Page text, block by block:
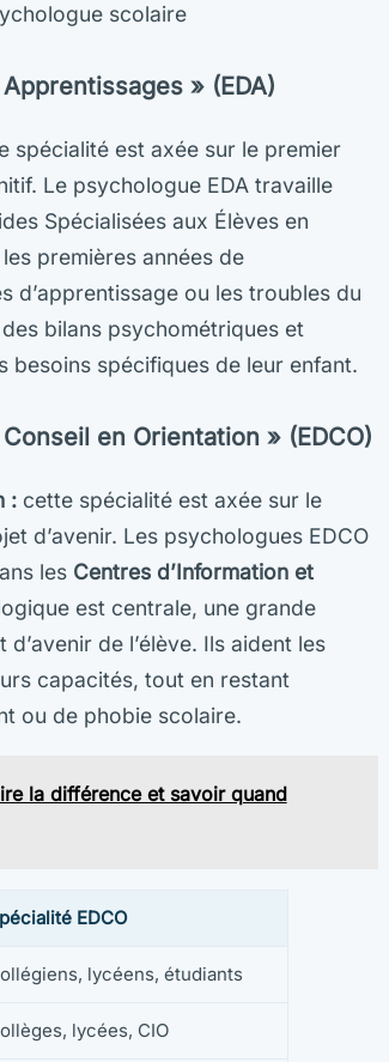
scolaire
» (EDA)
spécialité est axée sur le premier
Le psychologue EDA travaille
Spécialisées aux Élèves en
premières années de
d’apprentissage ou les troubles du
bilans psychométriques et
besoins spécifiques de leur enfant.
en Orientation » (EDCO)
: cette spécialité est axée sur le
d’avenir. Les psychologues EDCO
les Centres d’Information et
est centrale, une grande
de l’élève. Ils aident les
capacités, tout en restant
ou de phobie scolaire.
la différence et savoir quand
EDCO
lycéens, étudiants
lycées, CIO